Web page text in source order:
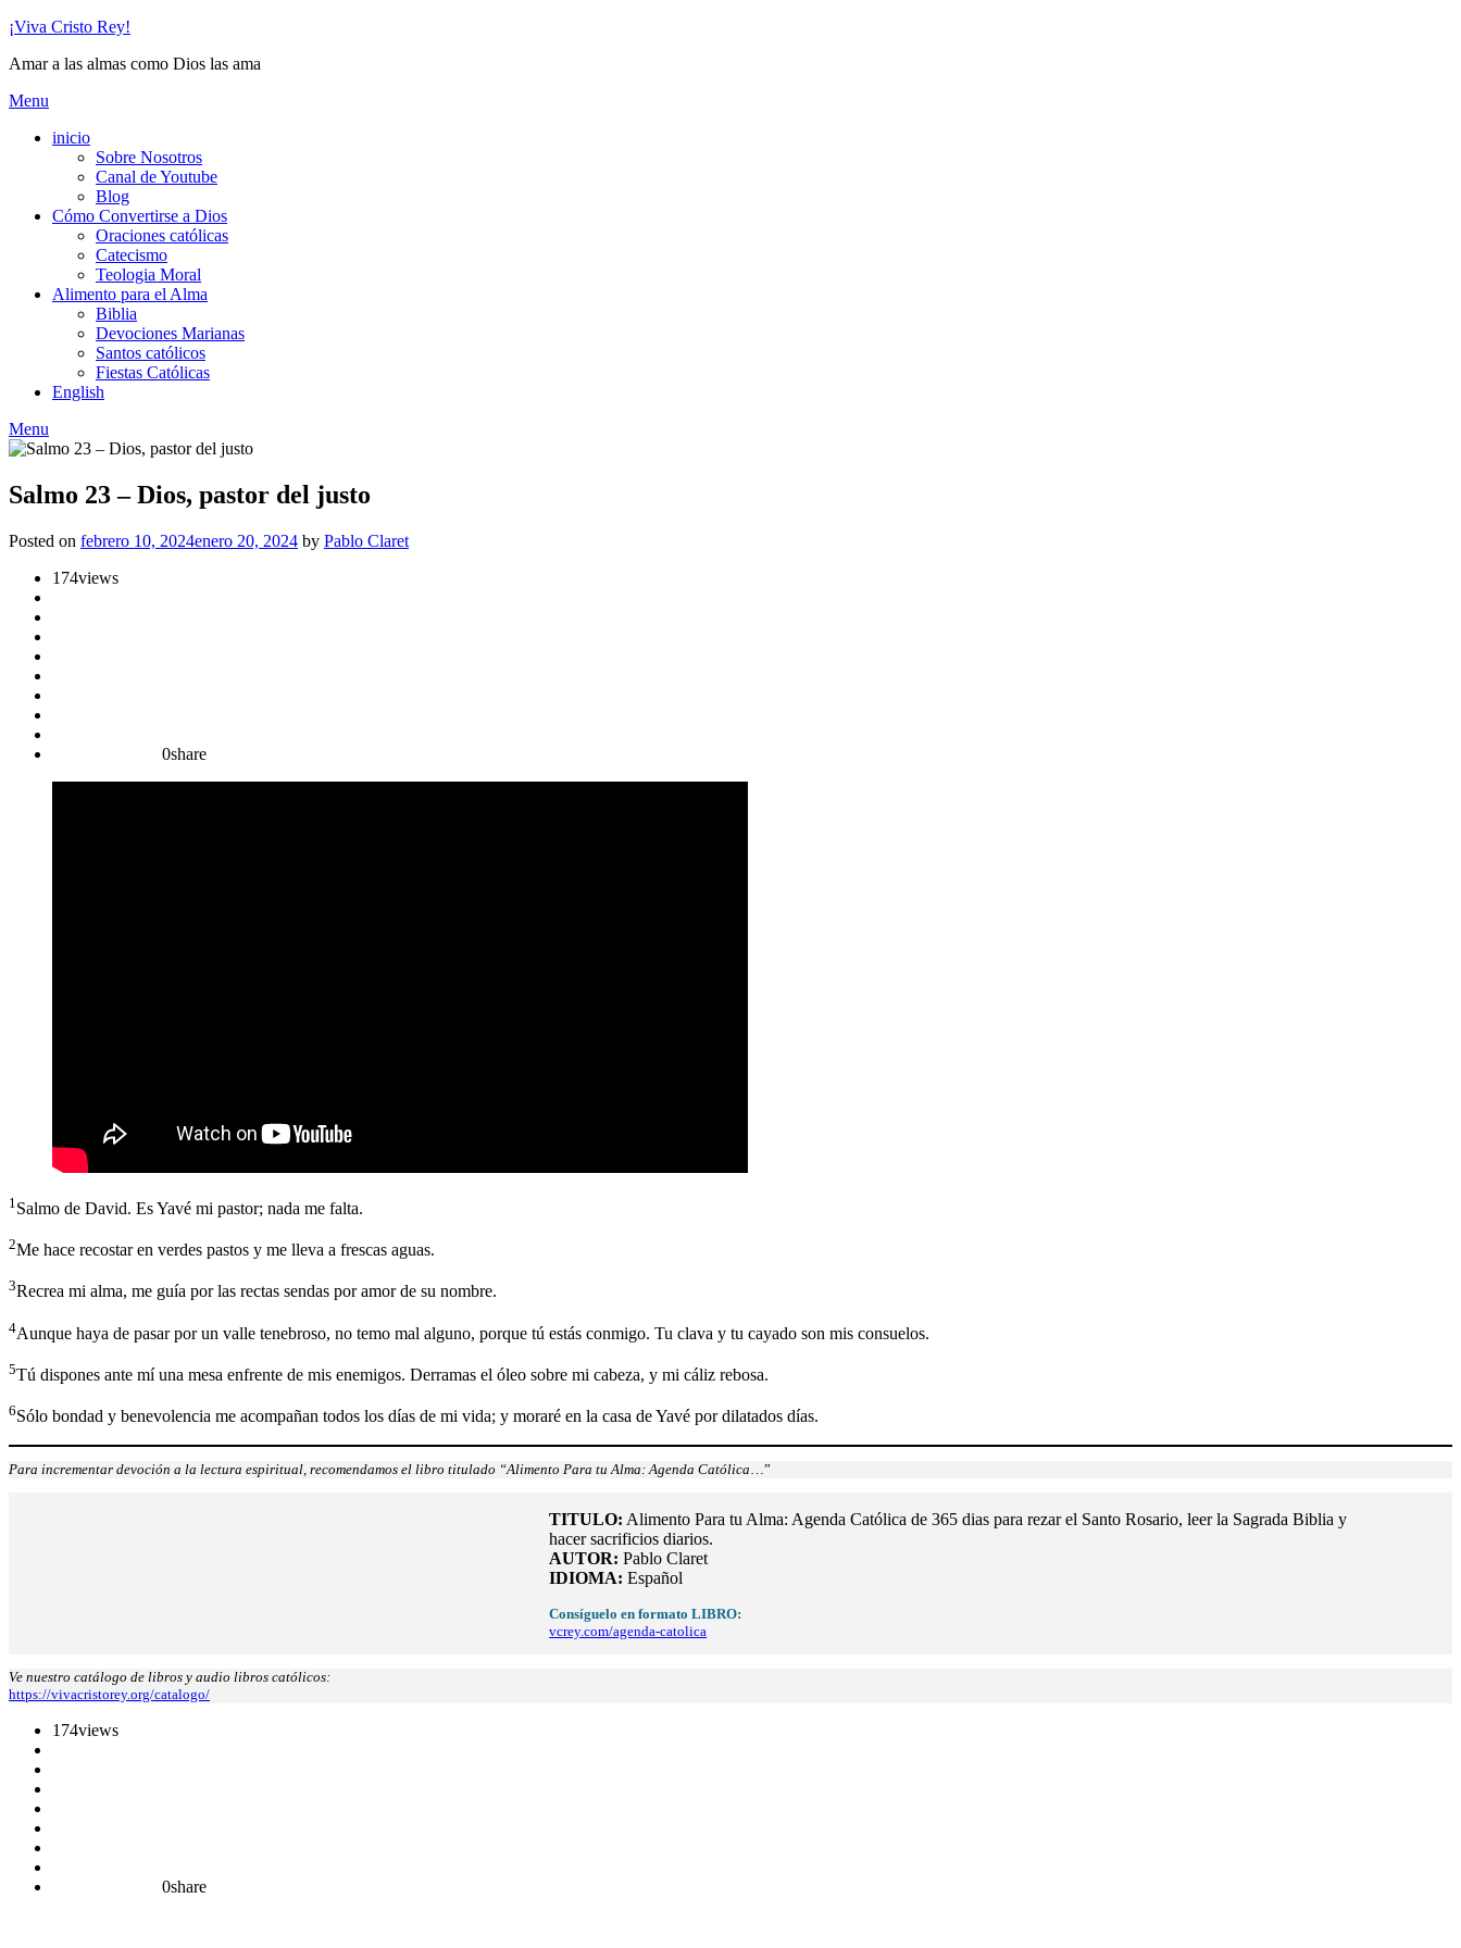
Skip
content
¡Viva Cristo Rey!
Amar a las almas como Dios las ama
Menu
inicio
Sobre Nosotros
Canal de Youtube
Blog
Cómo Convertirse a Dios
Oraciones católicas
Catecismo
Teologia Moral
Alimento para el Alma
Biblia
Devociones Marianas
Santos católicos
Fiestas Católicas
English
Menu
Salmo 23 – Dios, pastor del justo
Posted on febrero 10, 2024enero 20, 2024 by Pablo Claret
174views
0share
1 Salmo de David. Es Yavé mi pastor; nada me falta.
2Me hace recostar en verdes pastos y me lleva a frescas aguas.
3Recrea mi alma, me guía por las rectas sendas por amor de su nombre.
4Aunque haya de pasar por un valle tenebroso, no temo mal alguno, porque tú estás conmigo. Tu clava y tu cayado son mis consuelos.
5Tú dispones ante mí una mesa enfrente de mis enemigos. Derramas el óleo sobre mi cabeza, y mi cáliz rebosa.
6Sólo bondad y benevolencia me acompañan todos los días de mi vida; y moraré en la casa de Yavé por dilatados días.
Para incrementar devoción a la lectura espiritual, recomendamos el libro titulado “Alimento Para tu Alma: Agenda Católica …”
TITULO: Alimento Para tu Alma: Agenda Católica de 365 dias para rezar el Santo Rosario, leer la Sagrada Biblia y
hacer sacrificios diarios.
AUTOR: Pablo Claret
IDIOMA: Español
Consíguelo en formato LIBRO:
vcrey.com/agenda-catolica
Ve nuestro catálogo de libros y audio libros católicos:
https://vivacristorey.org/catalogo/
174views
0share